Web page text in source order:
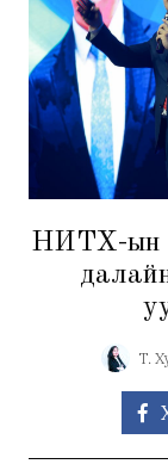
НИТХ-ын
Т.